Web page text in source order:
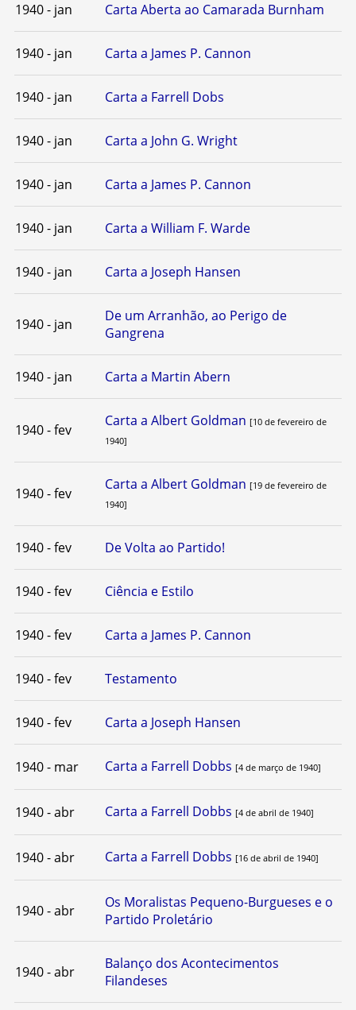
1940 - jan Carta Aberta ao Camarada Burnham
1940 - jan Carta a James P. Cannon
1940 - jan Carta a Farrell Dobs
1940 - jan Carta a John G. Wright
1940 - jan Carta a James P. Cannon
1940 - jan Carta a William F. Warde
1940 - jan Carta a Joseph Hansen
1940 - jan
De um Arranhão, ao Perigo de
Gangrena
1940 - jan Carta a Martin Abern
1940 - fev
Carta a Albert Goldman [10 de fevereiro de
1940]
1940 - fev
Carta a Albert Goldman [19 de fevereiro de
1940]
1940 - fev De Volta ao Partido!
1940 - fev Ciência e Estilo
1940 - fev Carta a James P. Cannon
1940 - fev Testamento
1940 - fev Carta a Joseph Hansen
1940 - mar Carta a Farrell Dobbs [4 de março de 1940]
1940 - abr Carta a Farrell Dobbs [4 de abril de 1940]
1940 - abr Carta a Farrell Dobbs [16 de abril de 1940]
1940 - abr
Os Moralistas Pequeno-Burgueses e o
Partido Proletário
1940 - abr
Balanço dos Acontecimentos
Filandeses